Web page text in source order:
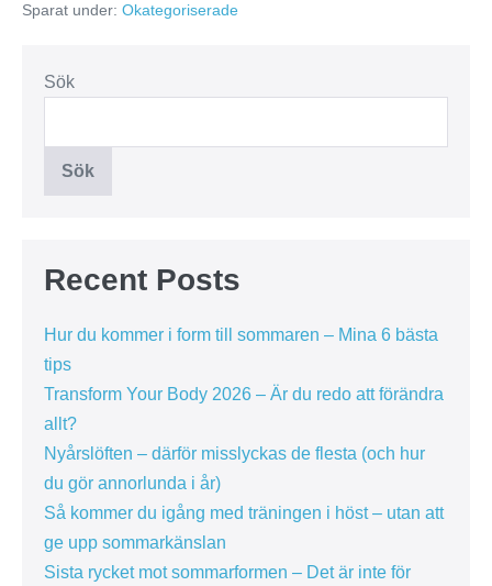
Sparat under: Okategoriserade
Sök
Sök
Recent Posts
Hur du kommer i form till sommaren – Mina 6 bästa
tips
Transform Your Body 2026 – Är du redo att förändra
allt?
Nyårslöften – därför misslyckas de flesta (och hur
du gör annorlunda i år)
Så kommer du igång med träningen i höst – utan att
ge upp sommarkänslan
Sista rycket mot sommarformen – Det är inte för